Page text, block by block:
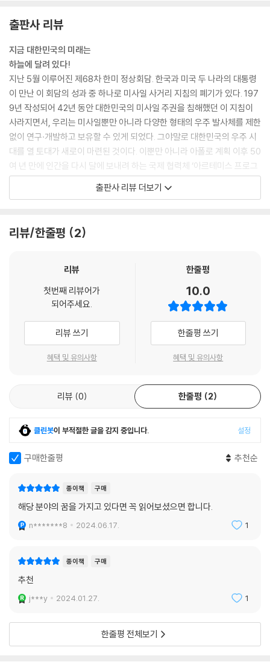
출판사 리뷰
지금 대한민국의 미래는
하늘에 달려 있다!
지난 5월 이루어진 제68차 한미 정상회담. 한국과 미국 두 나라의 대통령
이 만난 이 회담의 성과 중 하나로 미사일 사거리 지침의 폐기가 있다. 197
9년 작성되어 42년 동안 대한민국의 미사일 주권을 침해했던 이 지침이
사라지면서, 우리는 미사일뿐만 아니라 다양한 형태의 우주 발사체를 제한
없이 연구·개발하고 보유할 수 있게 되었다. 그야말로 대한민국의 우주 시
대를 열 토대가 새로이 마련된 것이다. 이뿐만 아니라 아폴로 계획 이후 50
여 년 만에 인간을 다시 달에 보내려 하는 국제 협력체 ‘아르테미스 프로그
램’에 한국이 10번째 참여국이 되고, 첫 국산 전투기 KF21 보라매의 시제
기가 올해 출고되는 등 하늘로 향하는 대중의 관심은 계속해서 커지고 있
은 이처럼 하늘을 꿈꾸고 이해하고픈 독자를 위해 항공기나 로켓, 인공위
만 하는 수학과 과학 법칙을 한 권에 담은 책이다. 저자인 장조원 한국항공
나다 라이어슨 대학교 겸임 교수 등을 거쳐 한국항공우주학회 편집 이사,
항공우주정책연구원 이사 등을 맡은 대한민국 대표 항공 우주 과학자다.
대한민국의 항공 과학 인재들을 30여 년간 길러낸 경력 외에도 그는 한국
가시화정보학회 우수 논문상, 한국항공대학교 최우수 교수상, 교원 업적
종합 부문 최우수상, 현대자동차그룹 우수 논문상 등을 수상하고 “원격 조
역량과 성과를 꾸준하게 인정받아 왔다.
장조원 교수가 2018년부터 사이언스북스 블로그에 ‘하늘의 과학’이란 이
름으로 월 1회씩 1년간 연재해 통산 30만 뷰를 달성한 글을 엮은 이 책에
서, 그는 항공 우주 과학을 일반인의 눈높이로 풀어 쓴 전작 『비행의 시대』
을 수식과 함께 설명한다. 수백 톤의 쇳덩이가 하늘에 뜨는, 현대인에게는
리를 명쾌하게 풀어놓는 그의 강의에는 이해를 도울 연습 문제도 매 단원
우주 과학의 정석’이란 뜻처럼 수학의 언어를 통해 비행의 모든 것을 마스
터하는 기쁨을 누릴 수 있을 것이다.
한 권으로 끝내는 항공 우주 관련
『하늘의 과학』은 눈에 보이지 않지만, 항상 우리 하늘을 가득 메우고 있는
수학과 과학 법칙을 5부 구성으로 설명한다. 1부 「민항기 조종석에서 바라
과 토론토를 오가는 보잉 787기 조종실에 직접 동석해 관숙 비행을 하며
기록한 내용을 담았다. 승객 탑승 전부터 바쁘게 진행되는 운항 브리핑에
출판사 리뷰 더보기
리뷰/한줄평 2
리뷰
첫번째 리뷰어가
되어주세요.
리뷰 쓰기
혜택 및 유의사항
한줄평
10.0
한줄평 쓰기
혜택 및 유의사항
리뷰 0 한줄평 2
클린봇이 부적절한 글을 감지 중입니다. 설정
구매한줄평 추천순
종이책 구매
해당 분야의 꿈을 가지고 있다면 꼭 읽어보셨으면 합니다.
n*******8 2024.06.17. 1
종이책 구매
추천
j***y 2024.01.27. 1
한줄평 전체보기